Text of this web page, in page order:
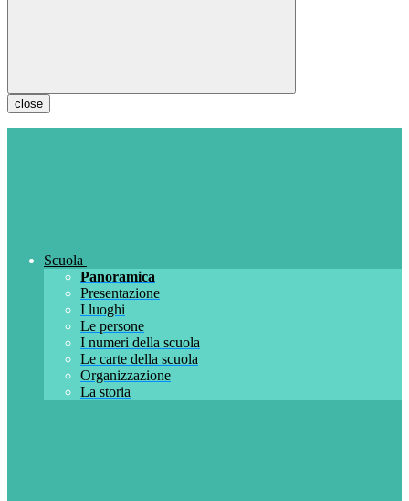
close
Scuola
Panoramica
Presentazione
I luoghi
Le persone
I numeri della scuola
Le carte della scuola
Organizzazione
La storia